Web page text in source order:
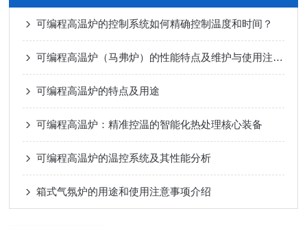
可编程高温炉的控制系统如何精确控制温度和时间？
可编程高温炉（马弗炉）的性能特点及维护与使用注意事项
可编程高温炉的特点及用途
可编程高温炉：精准控温的智能化热处理核心装备
可编程高温炉的温控系统及其性能分析
箱式气氛炉的用途和使用注意事项介绍